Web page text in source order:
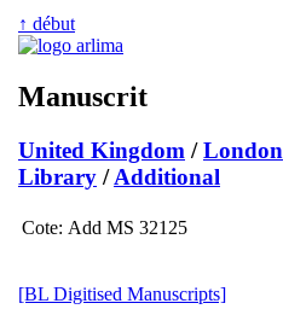
↑ début
Manuscrit
United Kingdom /London
Library /Additional
Cote: Add MS 32125
[BL Digitised Manuscripts]